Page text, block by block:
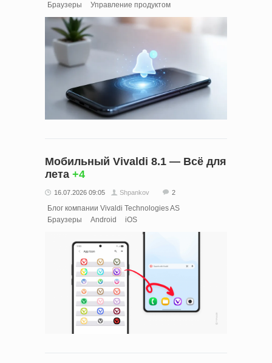
Браузеры
Управление продуктом
Мобильный Vivaldi 8.1 — Всё для
лета +4
16.07.2026 09:05 Shpankov 2
Блог компании Vivaldi Technologies AS
Браузеры
Android iOS